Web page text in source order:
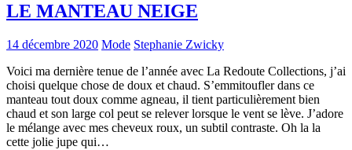
LE MANTEAU NEIGE
14 décembre 2020 Mode Stephanie Zwicky
Voici ma dernière tenue de l’année avec La Redoute Collections, j’ai
choisi quelque chose de doux et chaud. S’emmitoufler dans ce
manteau tout doux comme agneau, il tient particulièrement bien
chaud et son large col peut se relever lorsque le vent se lève. J’adore
le mélange avec mes cheveux roux, un subtil contraste. Oh la la
cette jolie jupe qui…